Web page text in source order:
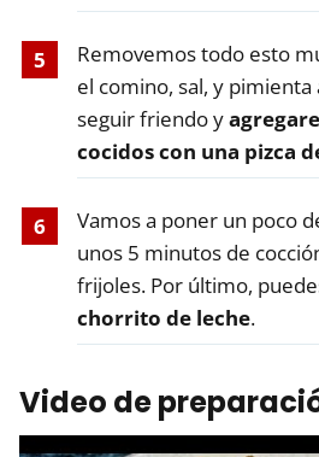
Removemos todo esto
el comino, sal, y pimienta
seguir friendo y
cocidos con una pizca
Vamos a poner un poco
unos 5 minutos de
frijoles. Por último,
chorrito de leche.
Video de